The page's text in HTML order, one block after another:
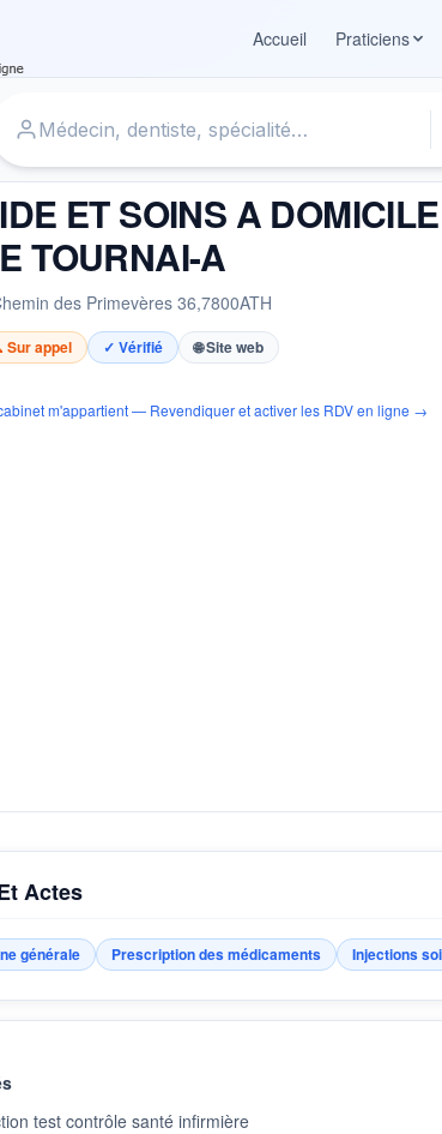
Accueil
Praticiens
ET SOINS A
TOURNAI-A
des Primevères 36,7800ATH
Sur appel ✓ Vérifié 🌐 Site web
m'appartient — Revendiquer et activer les RDV en ligne →
Actes
générale Prescription des médicaments Injections
test contrôle santé infirmière